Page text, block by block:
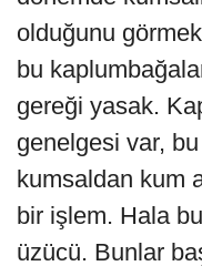
olduğunu
bu
gereği yasak.
genelgesi var,
kumsaldan kum
bir işlem. Hala
üzücü. Bunlar